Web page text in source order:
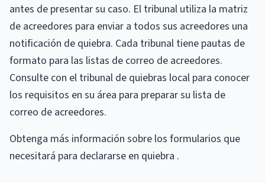
antes de presentar su caso. El tribunal utiliza la matriz
de acreedores para enviar a todos sus acreedores una
notificación de quiebra. Cada tribunal tiene pautas de
formato para las listas de correo de acreedores.
Consulte con el tribunal de quiebras local para conocer
los requisitos en su área para preparar su lista de
correo de acreedores.
Obtenga más información sobre los formularios que
necesitará para declararse en quiebra .